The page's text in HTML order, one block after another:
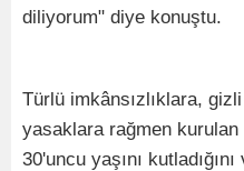
diliyorum" diye konuştu.
Türlü imkânsızlıklara,
yasaklara rağmen
30'uncu yaşını